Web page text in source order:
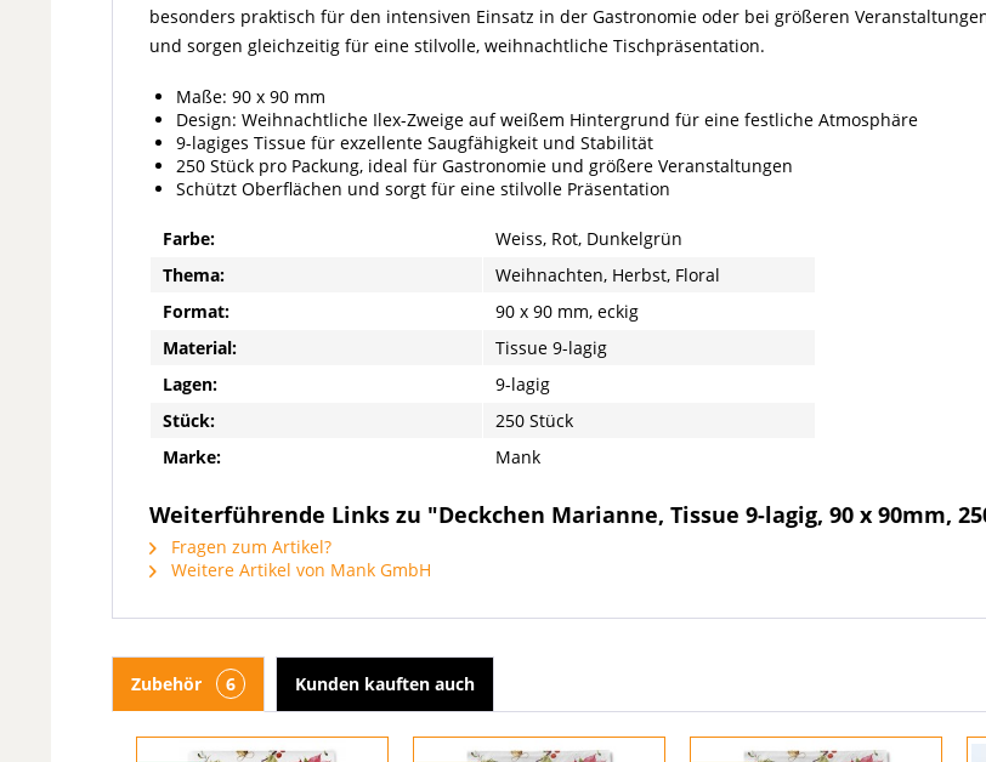
besonders praktisch für den intensiven Einsatz in der Gastronomie oder bei größeren
und sorgen gleichzeitig für eine stilvolle, weihnachtliche Tischpräsentation.
Maße: 90 x 90 mm
Design: Weihnachtliche Ilex-Zweige auf weißem Hintergrund für eine festliche Atmosphäre
9-lagiges Tissue für exzellente Saugfähigkeit und Stabilität
250 Stück pro Packung, ideal für Gastronomie und größere Veranstaltungen
Schützt Oberflächen und sorgt für eine stilvolle Präsentation
Farbe:
Weiss, Rot, Dunkelgrün
Thema:
Weihnachten, Herbst, Floral
Format:
90 x 90 mm, eckig
Material:
Tissue 9-lagig
Lagen:
9-lagig
Stück:
250 Stück
Marke:
Mank
Weiterführende Links zu "Deckchen Marianne, Tissue 9-lagig, 90 x 90mm,
Fragen zum Artikel?
Weitere Artikel von Mank GmbH
Zubehör 6 Kunden kauften auch